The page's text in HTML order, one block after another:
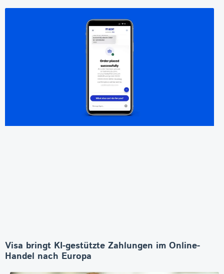
Visa bringt KI-gestützte Zahlungen im Online-
Handel nach Europa